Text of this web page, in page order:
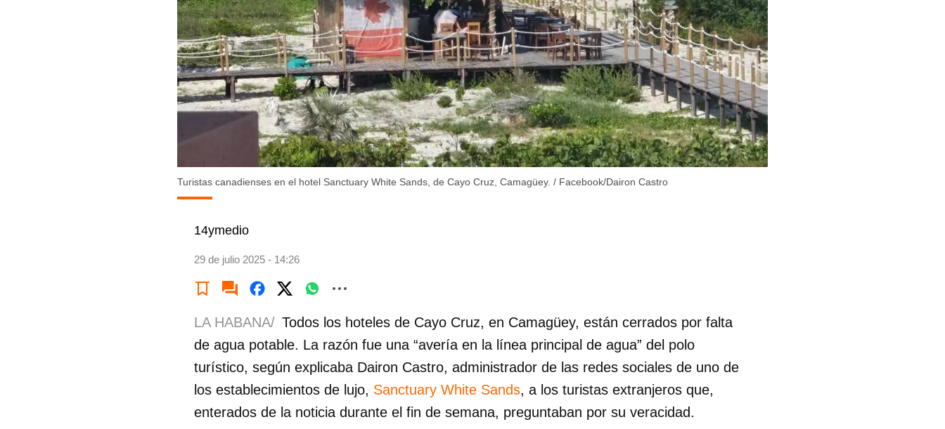
Turistas canadienses en el hotel Sanctuary White Sands, de Cayo Cruz, Camagüey. / Facebook/Dairon Castro
14ymedio
29 de julio 2025 - 14:26
LA HABANA/ Todos los hoteles de Cayo Cruz, en Camagüey, están cerrados por falta
de agua potable. La razón fue una “avería en la línea principal de agua” del polo
turístico, según explicaba Dairon Castro, administrador de las redes sociales de uno de
los establecimientos de lujo, Sanctuary White Sands, a los turistas extranjeros que,
enterados de la noticia durante el fin de semana, preguntaban por su veracidad.